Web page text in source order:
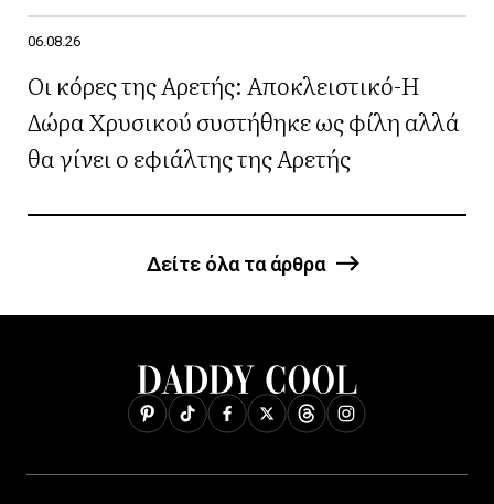
06.08.26
Οι κόρες της Αρετής: Αποκλειστικό-Η
Δώρα Χρυσικού συστήθηκε ως φίλη αλλά
θα γίνει ο εφιάλτης της Αρετής
Δείτε όλα τα άρθρα